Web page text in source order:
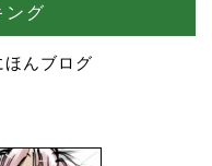
ング